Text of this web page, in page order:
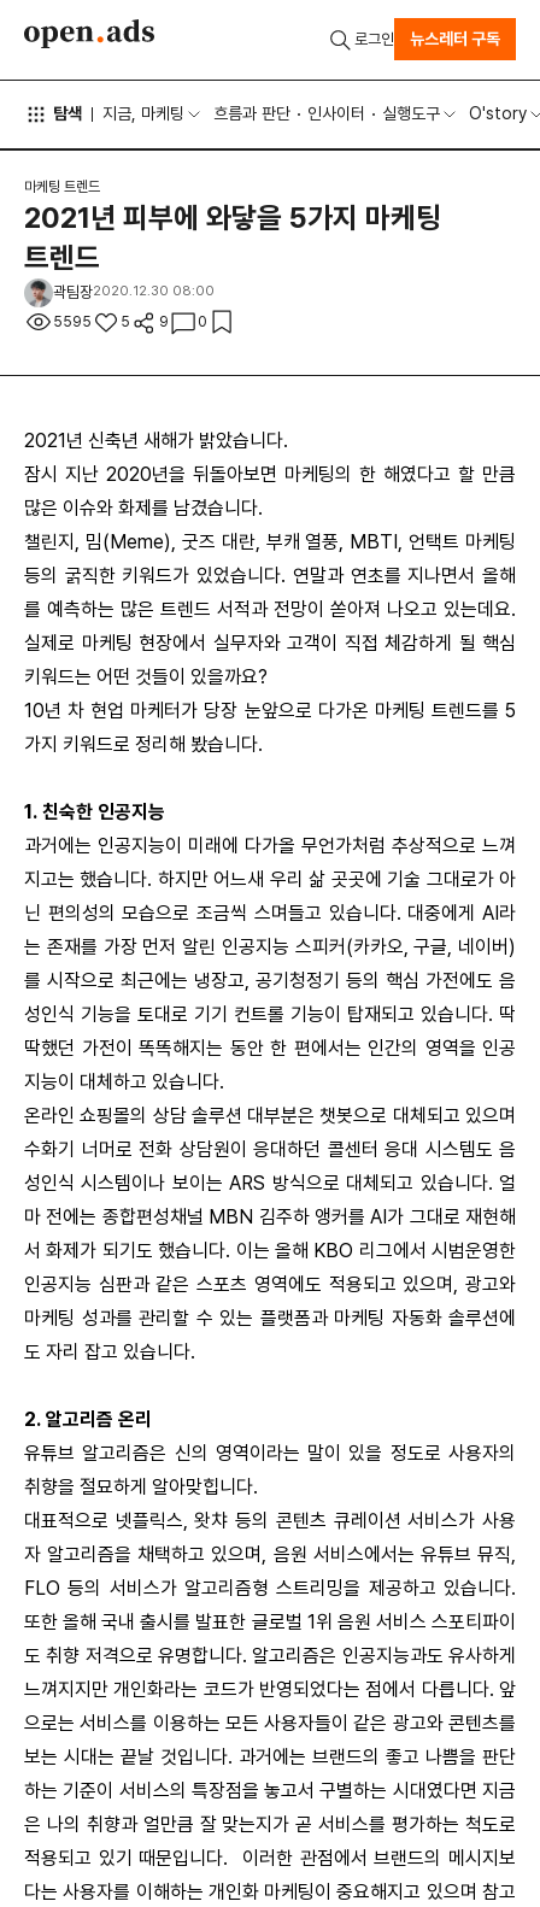
탐색 지금, 마케팅 흐름과 판단 인사이터 실행도구 O'story
로그인 뉴스레터 구독
마케팅 트렌드
2021년 피부에 와닿을 5가지 마케팅
트렌드
곽팀장2020.12.30 08:00
5595 5 9 0
2021년 신축년 새해가 밝았습니다.
잠시 지난 2020년을 뒤돌아보면 마케팅의 한 해였다고 할 만큼
많은 이슈와 화제를 남겼습니다.
챌린지, 밈(Meme), 굿즈 대란, 부캐 열풍, MBTI, 언택트 마케팅
등의 굵직한 키워드가 있었습니다. 연말과 연초를 지나면서 올해
를 예측하는 많은 트렌드 서적과 전망이 쏟아져 나오고 있는데요.
실제로 마케팅 현장에서 실무자와 고객이 직접 체감하게 될 핵심
키워드는 어떤 것들이 있을까요?
10년 차 현업 마케터가 당장 눈앞으로 다가온 마케팅 트렌드를 5
가지 키워드로 정리해 봤습니다.
1. 친숙한 인공지능
과거에는 인공지능이 미래에 다가올 무언가처럼 추상적으로 느껴
지고는 했습니다. 하지만 어느새 우리 삶 곳곳에 기술 그대로가 아
닌 편의성의 모습으로 조금씩 스며들고 있습니다. 대중에게 AI라
는 존재를 가장 먼저 알린 인공지능 스피커(카카오, 구글, 네이버)
를 시작으로 최근에는 냉장고, 공기청정기 등의 핵심 가전에도 음
성인식 기능을 토대로 기기 컨트롤 기능이 탑재되고 있습니다. 딱
딱했던 가전이 똑똑해지는 동안 한 편에서는 인간의 영역을 인공
지능이 대체하고 있습니다.
온라인 쇼핑몰의 상담 솔루션 대부분은 챗봇으로 대체되고 있으며
수화기 너머로 전화 상담원이 응대하던 콜센터 응대 시스템도 음
성인식 시스템이나 보이는 ARS 방식으로 대체되고 있습니다. 얼
마 전에는 종합편성채널 MBN 김주하 앵커를 AI가 그대로 재현해
서 화제가 되기도 했습니다. 이는 올해 KBO 리그에서 시범운영한
인공지능 심판과 같은 스포츠 영역에도 적용되고 있으며, 광고와
마케팅 성과를 관리할 수 있는 플랫폼과 마케팅 자동화 솔루션에
도 자리 잡고 있습니다.
2. 알고리즘 온리
유튜브 알고리즘은 신의 영역이라는 말이 있을 정도로 사용자의
취향을 절묘하게 알아맞힙니다.
대표적으로 넷플릭스, 왓챠 등의 콘텐츠 큐레이션 서비스가 사용
자 알고리즘을 채택하고 있으며, 음원 서비스에서는 유튜브 뮤직,
FLO 등의 서비스가 알고리즘형 스트리밍을 제공하고 있습니다.
또한 올해 국내 출시를 발표한 글로벌 1위 음원 서비스 스포티파이
도 취향 저격으로 유명합니다. 알고리즘은 인공지능과도 유사하게
느껴지지만 개인화라는 코드가 반영되었다는 점에서 다릅니다. 앞
으로는 서비스를 이용하는 모든 사용자들이 같은 광고와 콘텐츠를
보는 시대는 끝날 것입니다. 과거에는 브랜드의 좋고 나쁨을 판단
하는 기준이 서비스의 특장점을 놓고서 구별하는 시대였다면 지금
은 나의 취향과 얼만큼 잘 맞는지가 곧 서비스를 평가하는 척도로
적용되고 있기 때문입니다. 이러한 관점에서 브랜드의 메시지보
다는 사용자를 이해하는 개인화 마케팅이 중요해지고 있으며 참고